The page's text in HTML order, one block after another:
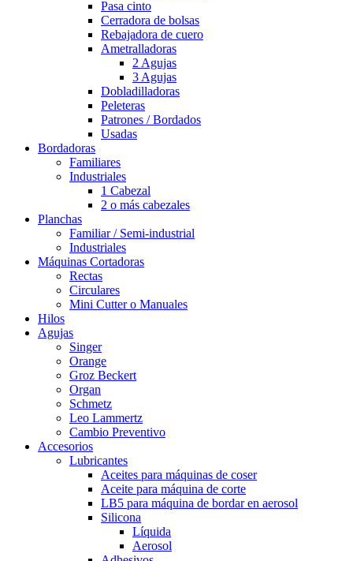
Pasa cinto
Cerradora de bolsas
Rebajadora de cuero
Ametralladoras
2 Agujas
3 Agujas
Dobladilladoras
Peleteras
Patrones / Bordados
Usadas
Bordadoras
Familiares
Industriales
1 Cabezal
2 o más cabezales
Planchas
Familiar / Semi-industrial
Industriales
Máquinas Cortadoras
Rectas
Circulares
Mini Cutter o Manuales
Hilos
Agujas
Singer
Orange
Groz Beckert
Organ
Schmetz
Leo Lammertz
Cambio Preventivo
Accesorios
Lubricantes
Aceites para máquinas de coser
Aceite para máquina de corte
LB5 para máquina de bordar en aerosol
Silicona
Líquida
Aerosol